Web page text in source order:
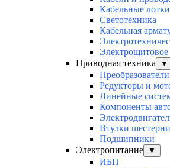
Кабельные лотки
Светотехника
Кабельная
Электрощитовое
Приводная техника
▼
Редукторы и
Линейные
Компоненты
Втулки
Подшипники
Электропитание
▼
ИБП